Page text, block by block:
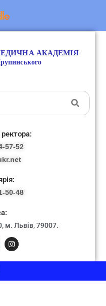
57-52
50-48
м. Львів, 79007.